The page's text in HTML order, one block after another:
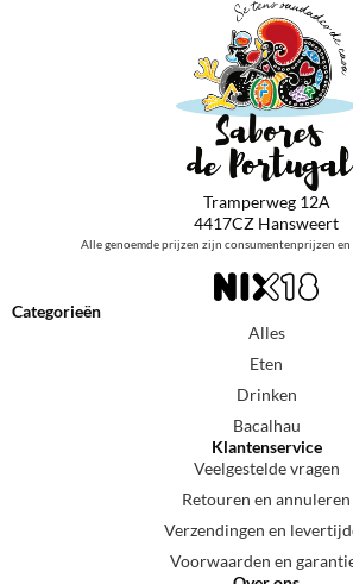
Tramperweg 12A
4417CZ Hansweert
Alle genoemde prijzen zijn consumentenprijzen en
Categorieën
Alles
Eten
Drinken
Bacalhau
Klantenservice
Veelgestelde vragen
Retouren en annuleren
Verzendingen en
Voorwaarden en